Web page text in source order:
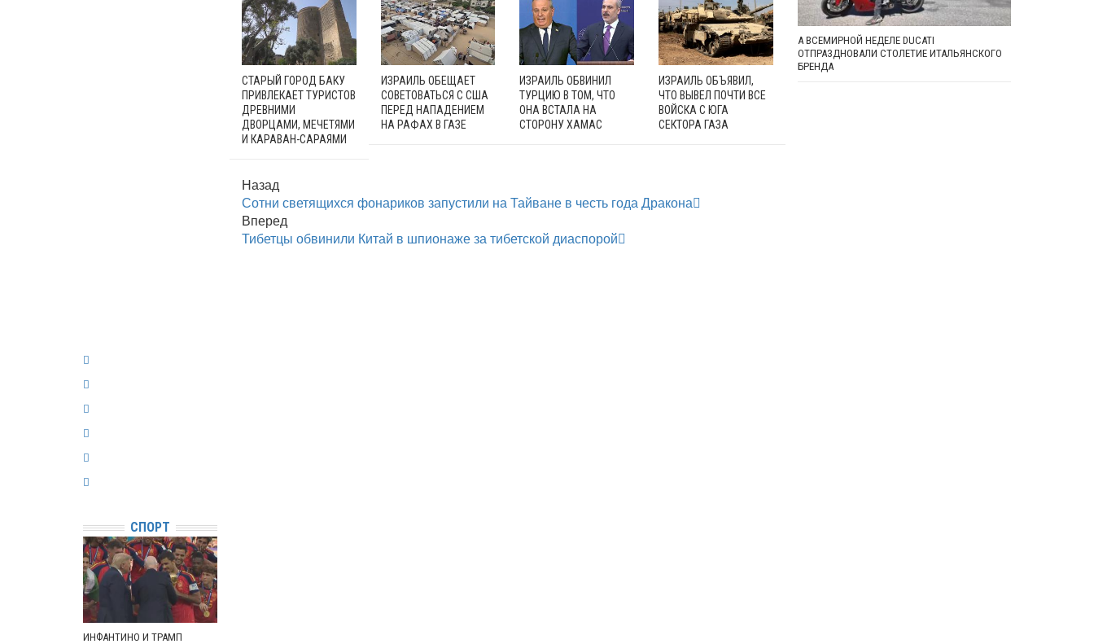
СТАРЫЙ ГОРОД БАКУ
ПРИВЛЕКАЕТ ТУРИСТОВ
ДРЕВНИМИ
ДВОРЦАМИ, МЕЧЕТЯМИ
И КАРАВАН-САРАЯМИ
ИЗРАИЛЬ ОБЕЩАЕТ
СОВЕТОВАТЬСЯ С США
ПЕРЕД НАПАДЕНИЕМ
НА РАФАХ В ГАЗЕ
ИЗРАИЛЬ ОБВИНИЛ
ТУРЦИЮ В ТОМ, ЧТО
ОНА ВСТАЛА НА
СТОРОНУ ХАМАС
ИЗРАИЛЬ ОБЪЯВИЛ,
ЧТО ВЫВЕЛ ПОЧТИ ВСЕ
ВОЙСКА С ЮГА
СЕКТОРА ГАЗА
Назад
Сотни светящихся фонариков запустили на Тайване в честь года Дракона
Вперед
Тибетцы обвинили Китай в шпионаже за тибетской диаспорой
СПОРТ
ИНФАНТИНО И ТРАМП
А ВСЕМИРНОЙ НЕДЕЛЕ DUCATI
ОТПРАЗДНОВАЛИ СТОЛЕТИЕ ИТАЛЬЯНСКОГО
БРЕНДА